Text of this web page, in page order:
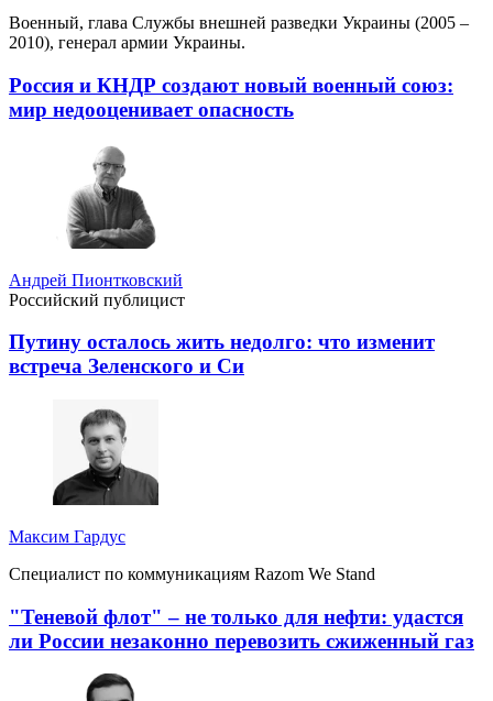
Военный, глава Службы внешней разведки Украины (2005 –
2010), генерал армии Украины.
Россия и КНДР создают новый военный союз:
мир недооценивает опасность
Андрей Пионтковский
Российский публицист
Путину осталось жить недолго: что изменит
встреча Зеленского и Си
Максим Гардус
Специалист по коммуникациям Razom We Stand
"Теневой флот" – не только для нефти: удастся
ли России незаконно перевозить сжиженный газ